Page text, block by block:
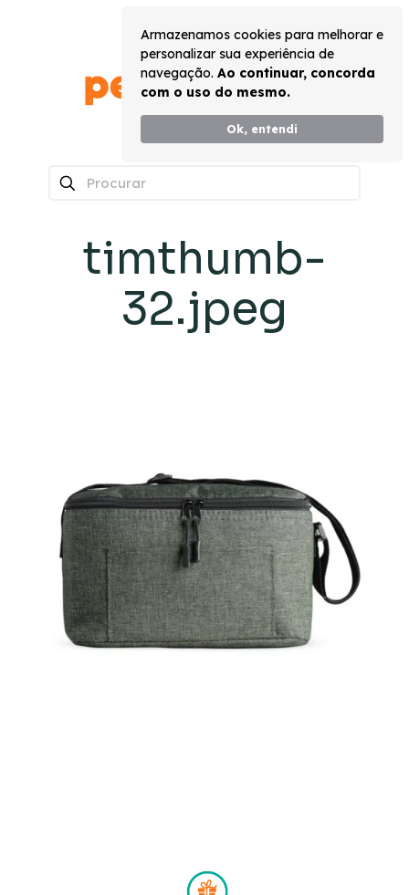
Armazenamos cookies para melhorar e
personalizar sua experiência de
navegação. Ao continuar, concorda
com o uso do mesmo.
Ok, entendi
timthumb-
32.jpeg